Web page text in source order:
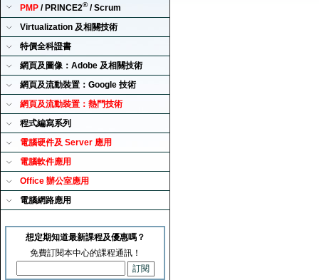
PMP / PRINCE2®/ Scrum
Virtualization 及相關技術
特價全科證書
網頁及圖像：Adobe 及相關技術
網頁及流動裝置：Google 技術
網頁及流動裝置：熱門技術
程式編寫系列
電腦硬件及 Server 應用
電腦軟件應用
Office 辦公室應用
電腦網路應用
想定期知道最新課程及優惠嗎？
免費訂閱本中心的課程通訊！